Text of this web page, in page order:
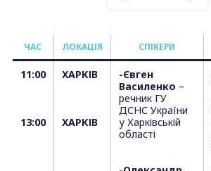
ЧАС ЛОКАЦІЯ СПІКЕРИ
11:00
13:00
ХАРКІВ
ХАРКІВ
-Євген
Василенко –
речник ГУ
ДСНС України
у Харківській
області